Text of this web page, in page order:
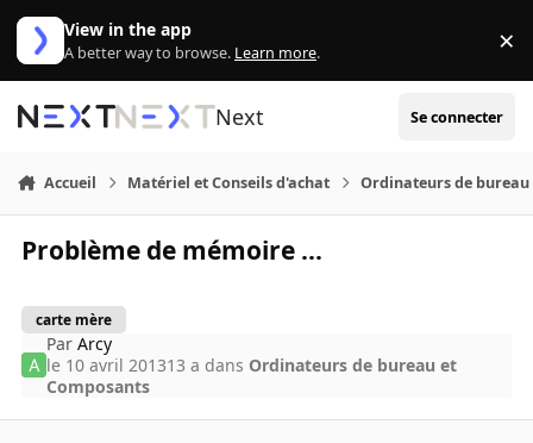
Aller au contenu
View in the app
A better way to browse. Learn more. ×
Next Se connecter
Accueil Matériel et Conseils d'achat Ordinateurs de bureau
Problème de mémoire ...
carte mère
ParArcy
le 10 avril 201313 a dans Ordinateurs de bureau et
Composants